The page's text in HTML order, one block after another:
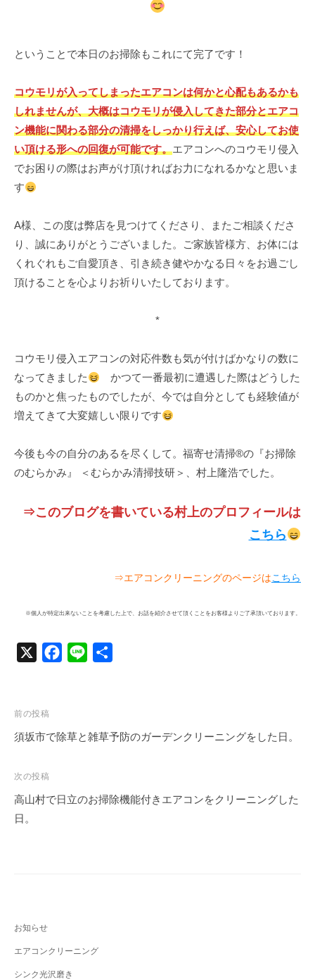
ということで本日のお掃除もこれにて完了です！
コウモリが入ってしまったエアコンは何かと心配もあるかも
しれませんが、大概はコウモリが侵入してきた部分とエアコ
ン機能に関わる部分の清掃をしっかり行えば、安心してお使
い頂ける形への回復が可能です。エアコンへのコウモリ侵入
でお困りの際はお声がけ頂ければお力になれるかなと思いま
す
A様、この度は弊店を見つけてくださり、またご相談くださ
り、誠にありがとうございました。ご家族皆様方、お体には
くれぐれもご自愛頂き、引き続き健やかなる日々をお過ごし
頂けることを心よりお祈りいたしております。
*
コウモリ侵入エアコンの対応件数も気が付けばかなりの数に
なってきました
かつて一番最初に遭遇した際はどうした
ものかと焦ったものでしたが、今では自分としても経験値が
増えてきて大変嬉しい限りです
今後も今の自分のあるを尽くして。福寄せ清掃®の『お掃除
のむらかみ』 ＜むらかみ清掃技研＞、村上隆浩でした。
⇒このブログを書いている村上のプロフィールは
こちら
⇒エアコンクリーニングのページはこちら
※個人が特定出来ないことを考慮した上で、お話を紹介させて頂くことをお客様よりご了承頂いております。
b
投
稿
ビ
ゲ
ー
前の投稿
須坂市で除草と雑草予防のガーデンクリーニングをした日。
次の投稿
高山村で日立のお掃除機能付きエアコンをクリーニングした
日。
お知らせ
エアコンクリーニング
シンク光沢磨き